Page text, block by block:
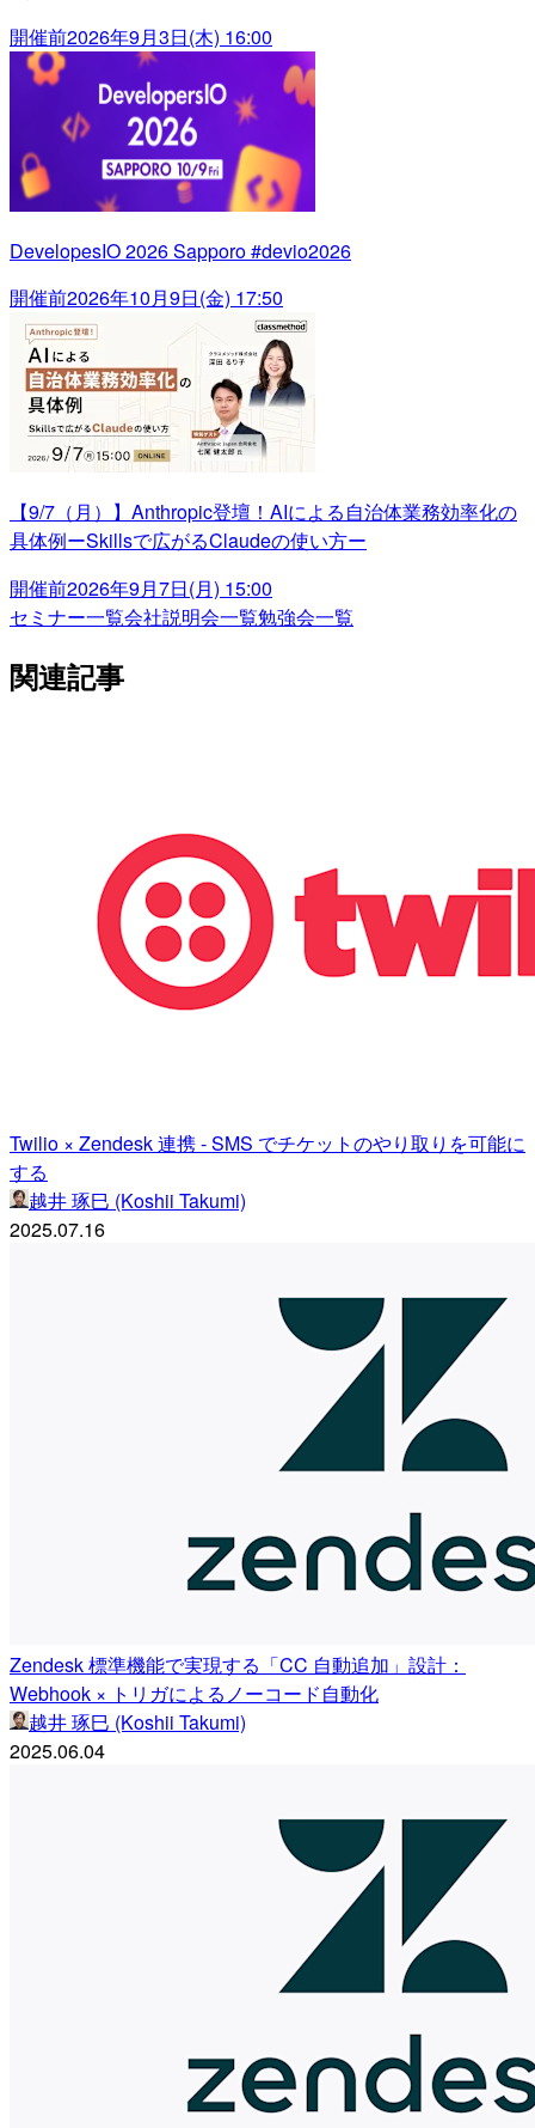
開催前2026年9月3日(木) 16:00
DevelopesIO 2026 Sapporo #devio2026
開催前2026年10月9日(金) 17:50
【9/7（月）】Anthropic登壇！AIによる自治体業務効率化の
具体例ーSkillsで広がるClaudeの使い方ー
開催前2026年9月7日(月) 15:00
セミナー一覧会社説明会一覧勉強会一覧
関連記事
Twilio × Zendesk 連携 - SMS でチケットのやり取りを可能に
する
越井 琢巳 (Koshii Takumi)
2025.07.16
Zendesk 標準機能で実現する「CC 自動追加」設計：
Webhook × トリガによるノーコード自動化
越井 琢巳 (Koshii Takumi)
2025.06.04